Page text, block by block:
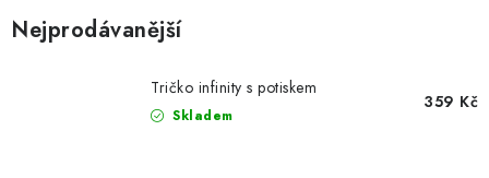
Kontakty
Nejprodávanější
Tričko infinity s potiskem
Skladem
359 Kč